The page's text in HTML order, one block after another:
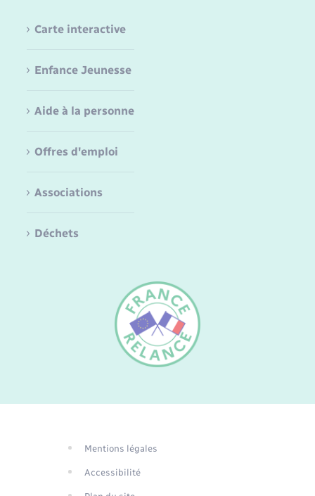
Traduction du
DE
Carte interactive
Enfance Jeunesse
Aide à la personne
Offres d'emploi
Associations
Déchets
Mentions légales
Accessibilité